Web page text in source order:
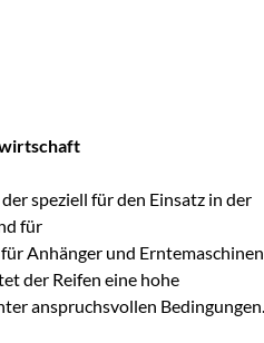
speziell für den Einsatz in der
für
Anhänger und Erntemaschinen
der Reifen eine hohe
anspruchsvollen Bedingungen.